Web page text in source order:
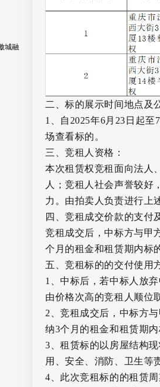
城融
二、标的展示时间地点及
1
、自 2025年6月 23 日起至7
场查看标的。
三、竞租人资格：
本次租赁权竞租面向法人
人；竞租人社会声誉较好
力。由拍卖人负责进行上
四、竞租成交价款的支付
竞租成交后，中标方与甲
个月的租金和租赁期内标
五、竞租标的的交付使用
1
、中标后，若中标人放
由价格次高的竞租人顺位
2 、竞租成交后，中标方
纳3个月的租金和租赁期
3 、租赁标的以房屋结构
用、安全、消防、卫生等
4 、此次竞租标的的租赁